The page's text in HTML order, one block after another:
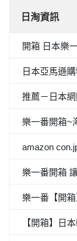
日淘資訊
開箱 日本樂
日本亞馬遜
推薦－日本
樂一番開箱~
amazon
樂一番開箱
樂一番【開
【開箱】日